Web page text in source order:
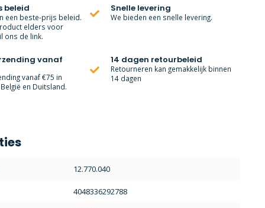
beleid
een beste-prijs beleid.
elders voor
ons de link.
Snelle levering
We bieden een snelle levering.
vanaf
vanaf €75 in
en Duitsland.
14 dagen retourbeleid
Retourneren kan gemakkelijk binnen
14 dagen
12.770.040
4048336292788